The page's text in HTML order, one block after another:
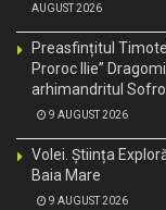
AUGUST 2026
Preasfințitul
Proroc Ilie”
arhimandritul
9 AUGUST 2026
Volei. Știința
Baia Mare
9 AUGUST 2026